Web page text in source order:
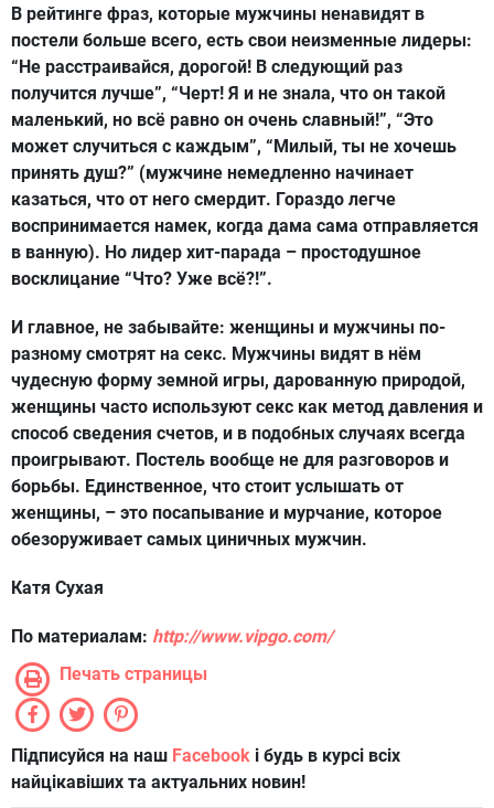
В рейтинге фраз, которые мужчины ненавидят в
постели больше всего, есть свои неизменные лидеры:
“Не расстраивайся, дорогой! В следующий раз
получится лучше”, “Черт! Я и не знала, что он такой
маленький, но всё равно он очень славный!”, “Это
может случиться с каждым”, “Милый, ты не хочешь
принять душ?” (мужчине немедленно начинает
казаться, что от него смердит. Гораздо легче
воспринимается намек, когда дама сама отправляется
в ванную). Но лидер хит-парада – простодушное
восклицание “Что? Уже всё?!”.
И главное, не забывайте: женщины и мужчины по-
разному смотрят на секс. Мужчины видят в нём
чудесную форму земной игры, дарованную природой,
женщины часто используют секс как метод давления и
способ сведения счетов, и в подобных случаях всегда
проигрывают. Постель вообще не для разговоров и
борьбы. Единственное, что стоит услышать от
женщины, – это посапывание и мурчание, которое
обезоруживает самых циничных мужчин.
Катя Сухая
По материалам: http://www.vipgo.com/
Печать страницы
Підписуйся на наш Facebook і будь в курсі всіх
найцікавіших та актуальних новин!